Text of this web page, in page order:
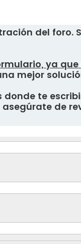
del foro.
ya
mejor
te
de